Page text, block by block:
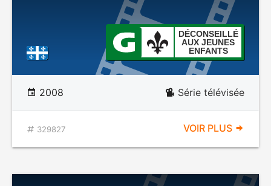
DÉCONSEILLÉ
AUX JEUNES
ENFANTS
2008 Série télévisée
329827 VOIR PLUS